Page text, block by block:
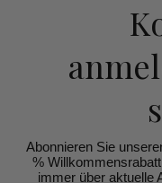
Abonnieren Sie
%
immer über aktuelle